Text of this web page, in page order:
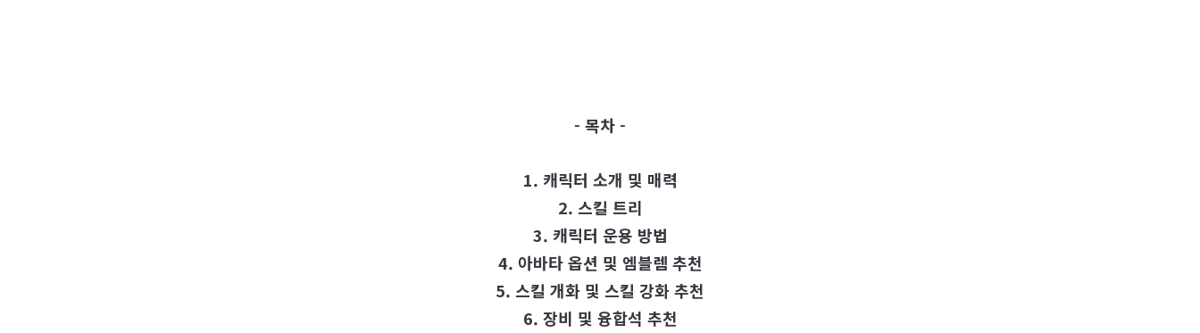
- 목차 -
1. 캐릭터 소개 및 매력
2. 스킬 트리
3. 캐릭터 운용 방법
4. 아바타 옵션 및 엠블렘 추천
5. 스킬 개화 및 스킬 강화 추천
6. 장비 및 융합석 추천